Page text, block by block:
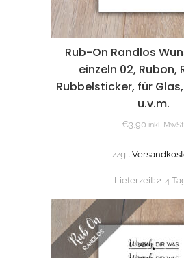
Rub-On Randlos
einzeln 02, Rubon,
Rubbelsticker, für
u.v.m.
€3,90 inkl.
zzgl.
Lieferzeit: 2-4